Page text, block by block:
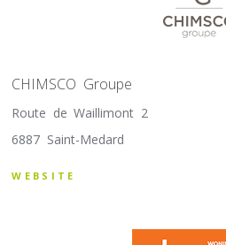
CHIMSCO Groupe
Route de Waillimont 2
6887 Saint-Medard
WEBSITE